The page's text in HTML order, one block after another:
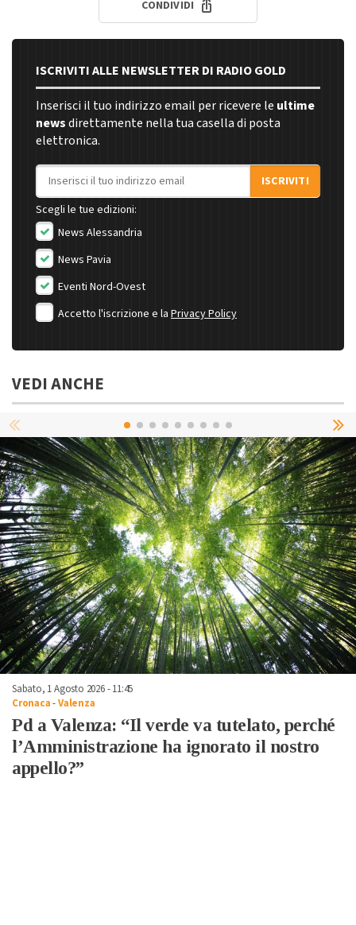
CONDIVIDI
ISCRIVITI ALLE NEWSLETTER DI RADIO GOLD
Inserisci il tuo indirizzo email per ricevere le ultime
newsdirettamente nella tua casella di posta
elettronica.
Indirizzo email
ISCRIVITI
Scegli le tue edizioni:
News Alessandria
News Pavia
Eventi Nord-Ovest
Accetto l'iscrizione e la Privacy Policy
VEDI ANCHE
Sabato, 1 Agosto 2026 - 11:45
Cronaca-Valenza
Pd a Valenza: “Il verde va tutelato, perché
l’Amministrazione ha ignorato il nostro
appello?”